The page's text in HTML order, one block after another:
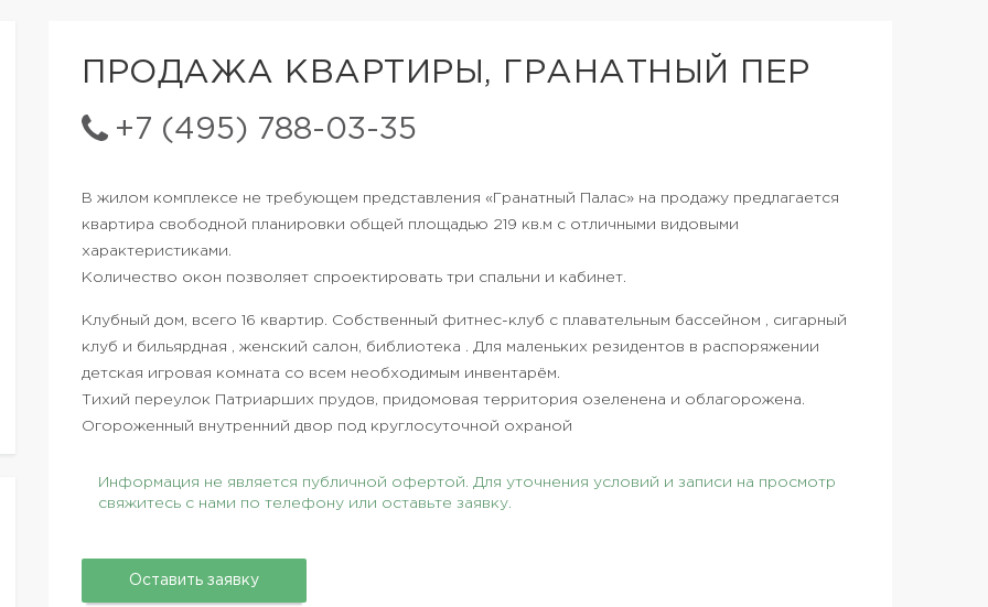
ПРОДАЖА КВАРТИРЫ, ГРАНАТНЫЙ ПЕР
+7 (495) 788-03-35
В жилом комплексе не требующем представления «Гранатный Палас» на продажу предлагается
квартира свободной планировки общей площадью 219 кв.м с отличными видовыми
характеристиками.
Количество окон позволяет спроектировать три спальни и кабинет.
Клубный дом, всего 16 квартир. Собственный фитнес-клуб с плавательным бассейном , сигарный
клуб и бильярдная , женский салон, библиотека . Для маленьких резидентов в распоряжении
детская игровая комната со всем необходимым инвентарём.
Тихий переулок Патриарших прудов, придомовая территория озеленена и облагорожена.
Огороженный внутренний двор под круглосуточной охраной
Информация не является публичной офертой. Для уточнения условий и записи на просмотр
свяжитесь с нами по телефону или оставьте заявку.
Оставить заявку